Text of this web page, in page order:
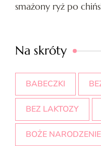
smażony ryż po
Na skróty
BABECZKI
BEZ LAKTOZY
BOŻE NARODZENIE